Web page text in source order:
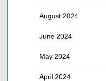
August 2024
June 2024
May 2024
April 2024